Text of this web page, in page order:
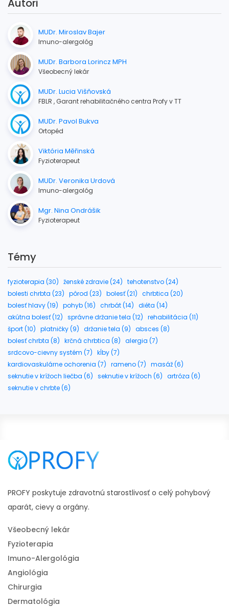
Autori
MUDr. Miroslav Bajer
Imuno-alergológ
MUDr. Barbora Lorincz MPH
Všeobecný lekár
MUDr. Lucia Višňovská
FBLR , Garant rehabilitačného centra Profy v TT
MUDr. Pavol Bukva
Ortopéd
Viktória Měřinská
Fyzioterapeut
MUDr. Veronika Urdová
Imuno-alergológ
Mgr. Nina Ondrášik
Fyzioterapeut
Témy
fyzioterapia (30) ženské zdravie (24) tehotenstvo (24)
bolesti chrbta (23) pôrod (23) bolesť (21) chrbtica (20)
bolesť hlavy (19) pohyb (16) chrbát (14) diéta (14)
akútna bolesť (12) správne držanie tela (12) rehabilitácia (11)
šport (10) platničky (9) držanie tela (9) absces (8)
bolesť chrbta (8) krčná chrbtica (8) alergia (7)
srdcovo-cievny systém (7) kĺby (7)
kardiovaskulárne ochorenia (7) rameno (7) masáž (6)
seknutie v krížoch liečba (6) seknutie v krížoch (6) artróza (6)
seknutie v chrbte (6)
PROFY poskytuje zdravotnú starostlivosť o celý pohybový
aparát, cievy a orgány.
Všeobecný lekár
Fyzioterapia
Imuno-Alergológia
Angiológia
Chirurgia
Dermatológia